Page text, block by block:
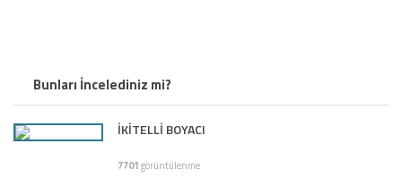
Bunları İncelediniz mi?
İKİTELLİ BOYACI
7701görüntülenme